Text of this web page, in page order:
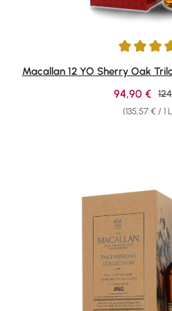
Durchschnittliche Bewertung
Macallan 12 YO Sherry Oak
(135,57 € / 1
94,90 €